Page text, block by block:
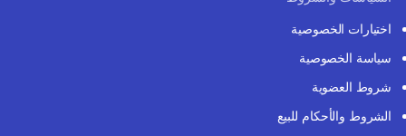
اختيارات الخصوصية
سياسة الخصوصية
شروط العضوية
الشروط والأحكام للبيع